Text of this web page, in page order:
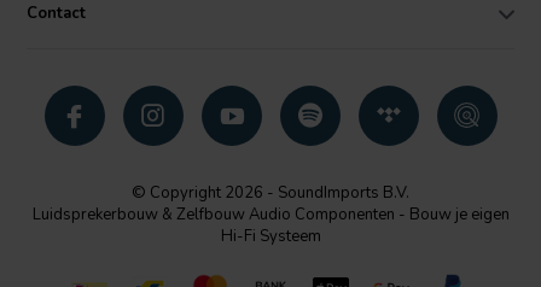
Contact
© Copyright 2026 - SoundImports B.V.
Luidsprekerbouw & Zelfbouw Audio Componenten - Bouw je eigen
Hi-Fi Systeem